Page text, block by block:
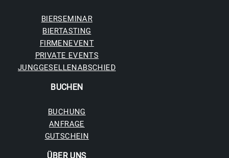
BIERSEMINAR
BIERTASTING
FIRMENEVENT
PRIVATE EVENTS
JUNGGESELLENABSCHIED
BUCHEN
BUCHUNG
ANFRAGE
GUTSCHEIN
ÜBER UNS